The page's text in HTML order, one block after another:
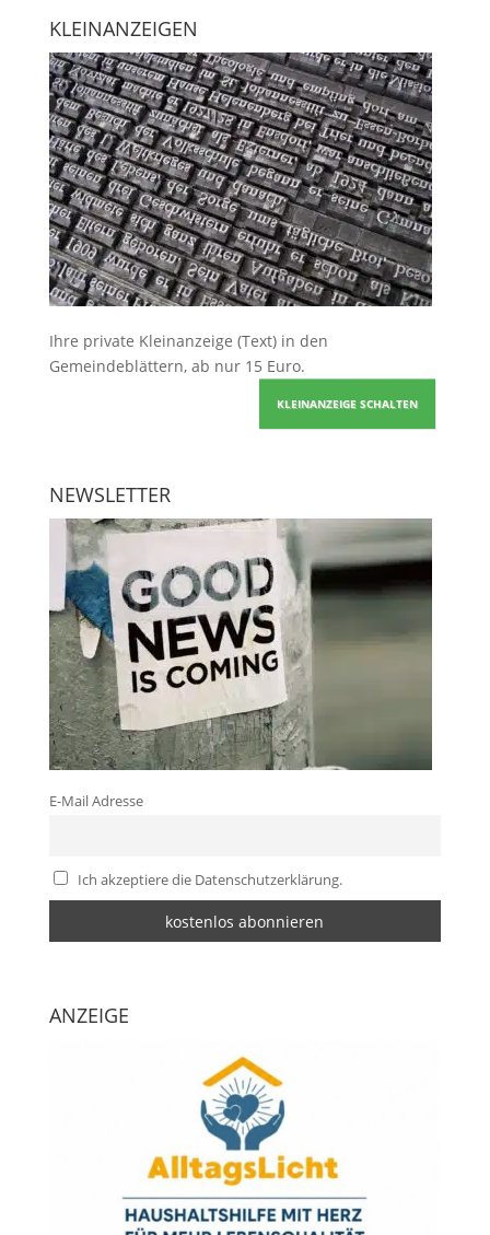
KLEINANZEIGEN
Ihre private Kleinanzeige (Text) in den
Gemeindeblättern, ab nur 15 Euro.
KLEINANZEIGE SCHALTEN
NEWSLETTER
E-Mail Adresse
Ich akzeptiere die Datenschutzerklärung.
ANZEIGE